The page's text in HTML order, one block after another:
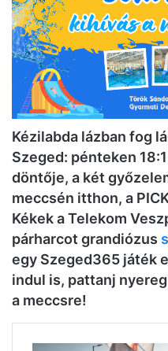
Kézilabda lázban fog
Szeged: pénteken
döntője, a két
meccsén itthon, a
Kékek a Telekom
párharcot grandiózus
egy Szeged365 játék
indul is, pattanj
a meccsre!